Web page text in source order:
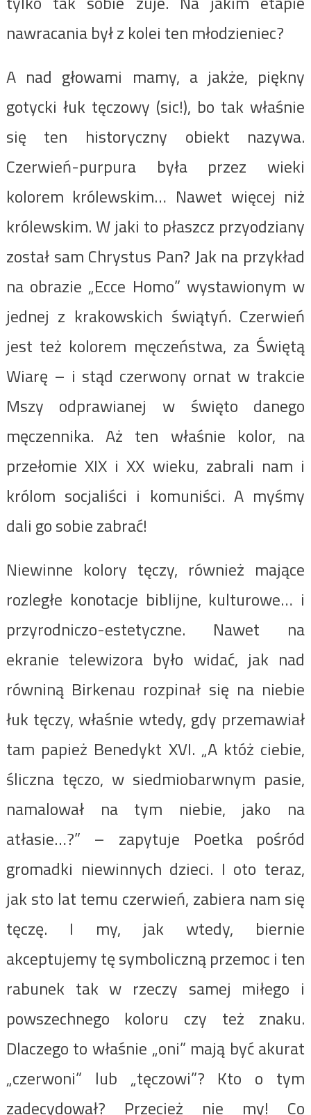
nawracania był z kolei ten młodzieniec?
A nad głowami mamy, a jakże, piękny
gotycki łuk tęczowy (sic!), bo tak właśnie
się ten historyczny obiekt nazywa.
Czerwień-purpura była przez wieki
kolorem królewskim… Nawet więcej niż
królewskim. W jaki to płaszcz przyodziany
został sam Chrystus Pan? Jak na przykład
na obrazie „Ecce Homo” wystawionym w
jednej z krakowskich świątyń. Czerwień
jest też kolorem męczeństwa, za Świętą
Wiarę – i stąd czerwony ornat w trakcie
Mszy odprawianej w święto danego
męczennika. Aż ten właśnie kolor, na
przełomie XIX i XX wieku, zabrali nam i
królom socjaliści i komuniści. A myśmy
dali go sobie zabrać!
Niewinne kolory tęczy, również mające
rozległe konotacje biblijne, kulturowe… i
przyrodniczo-estetyczne. Nawet na
ekranie telewizora było widać, jak nad
równiną Birkenau rozpinał się na niebie
łuk tęczy, właśnie wtedy, gdy przemawiał
tam papież Benedykt XVI. „A któż ciebie,
śliczna tęczo, w siedmiobarwnym pasie,
namalował na tym niebie, jako na
atłasie…?” – zapytuje Poetka pośród
gromadki niewinnych dzieci. I oto teraz,
jak sto lat temu czerwień, zabiera nam się
tęczę. I my, jak wtedy, biernie
akceptujemy tę symboliczną przemoc i ten
rabunek tak w rzeczy samej miłego i
powszechnego koloru czy też znaku.
Dlaczego to właśnie „oni” mają być akurat
„czerwoni” lub „tęczowi”? Kto o tym
zadecydował? Przecież nie my! Co